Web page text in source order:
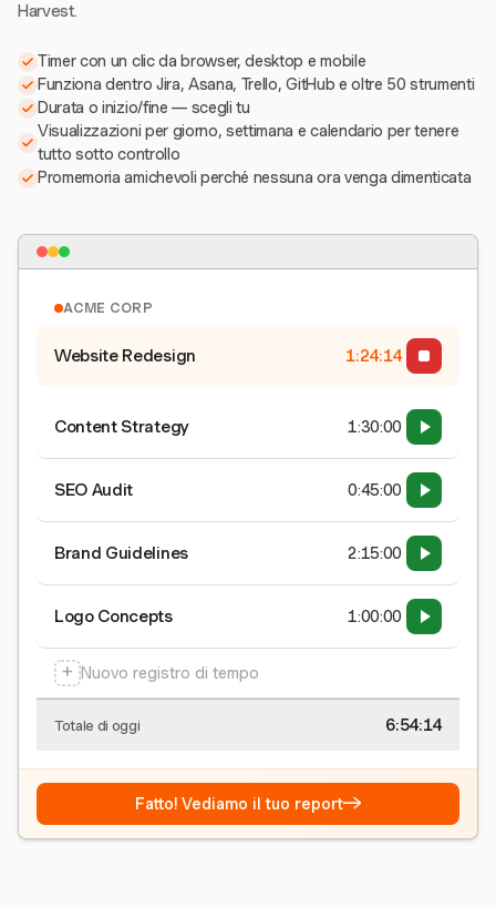
Harvest.
Timer con un clic da browser, desktop e mobile
Funziona dentro Jira, Asana, Trello, GitHub e oltre 50 strumenti
Durata o inizio/fine — scegli tu
Visualizzazioni per giorno, settimana e calendario per tenere
tutto sotto controllo
Promemoria amichevoli perché nessuna ora venga dimenticata
ACME CORP
Website Redesign 1:24:15
Content Strategy 1:30:00
SEO Audit 0:45:00
Brand Guidelines 2:15:00
Logo Concepts 1:00:00
+ Nuovo registro di tempo
Totale di oggi 6:54:15
Fatto! Vediamo il tuo report→